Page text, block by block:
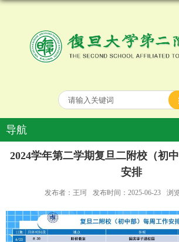
导航
2024学年第二学期复旦二附校（初
安排
发布者：王珂 发布时间：2025-06-23 浏